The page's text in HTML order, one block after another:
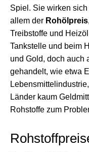
Spiel. Sie wirken
allem der Rohölpreis
Treibstoffe und
Tankstelle und beim
und Gold, doch auch
gehandelt, wie etwa
Länder kaum
Rohstoffe zum